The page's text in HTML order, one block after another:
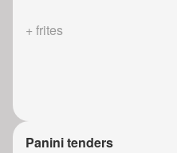
+ frites
Panini tenders